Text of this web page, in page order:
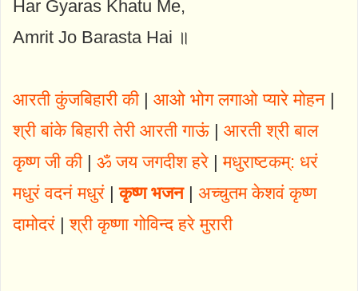
Har Gyaras Khatu Me,
Amrit Jo Barasta Hai ॥
आरती कुंजबिहारी की| आओ भोग लगाओ प्यारे मोहन |
श्री बांके बिहारी तेरी आरती गाऊं | आरती श्री बाल
कृष्ण जी की| ॐ जय जगदीश हरे |मधुराष्टकम्: धरं
मधुरं वदनं मधुरं |कृष्ण भजन| अच्चुतम केशवं कृष्ण
दामोदरं |श्री कृष्णा गोविन्द हरे मुरारी